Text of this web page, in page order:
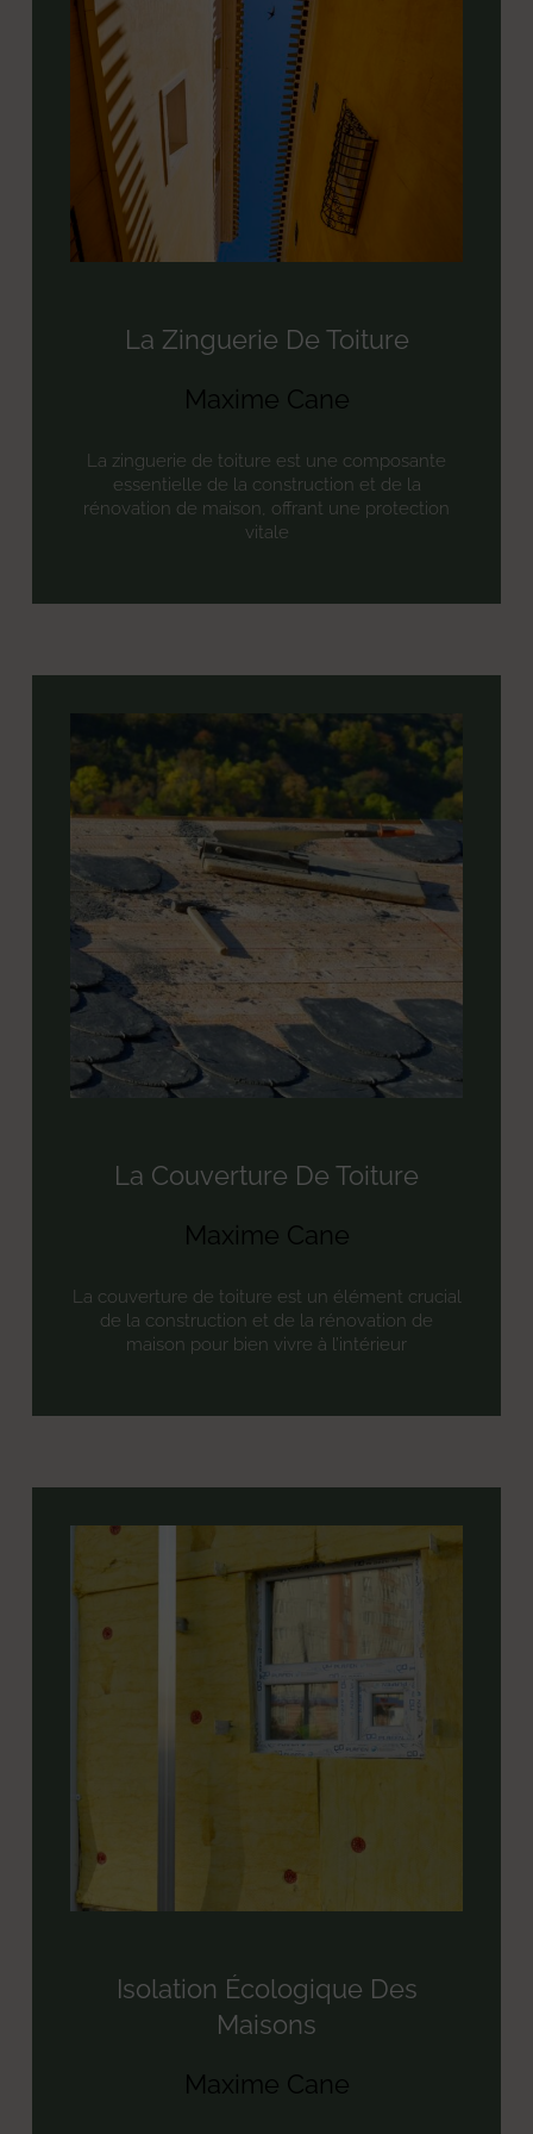
La Zinguerie De Toiture
Maxime Cane
La zinguerie de toiture est une composante
essentielle de la construction et de la
rénovation de maison, offrant une protection
vitale
La Couverture De Toiture
Maxime Cane
La couverture de toiture est un élément crucial
de la construction et de la rénovation de
maison pour bien vivre à l’intérieur
Isolation Écologique Des
Maisons
Maxime Cane